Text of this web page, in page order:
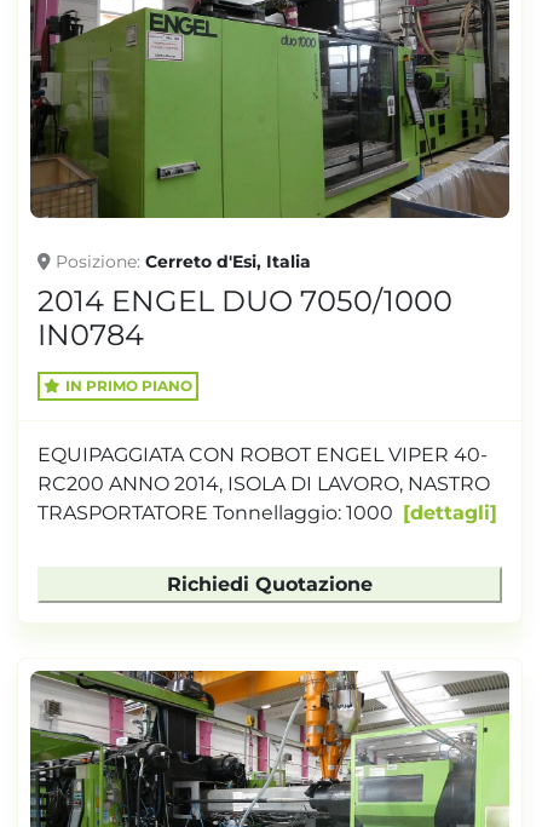
Posizione Cerreto d'Esi, Italia
2014 ENGEL DUO 7050/1000
IN0784
IN PRIMO PIANO
EQUIPAGGIATA CON ROBOT ENGEL VIPER 40-
RC200 ANNO 2014, ISOLA DI LAVORO, NASTRO
TRASPORTATORE Tonnellaggio: 1000
dettagli
Richiedi Quotazione